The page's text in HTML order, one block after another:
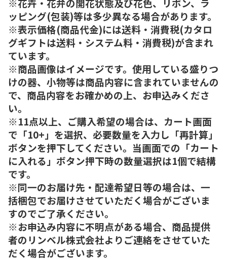
ッピング(包装)等は多少異なる場合があります。
※表示価格(商品代金)には送料・消費税(カタロ
グギフトは送料・システム料・消費税)が含まれ
ています。
※商品画像はイメージです。使用している盛りつ
けの器、小物等は商品内容に含まれていませんの
で、商品内容をお確かめの上、お申込みくださ
い。
※11点以上、ご購入希望の場合は、カート画面
で「10+」を選択、必要数量を入力し「再計算」
ボタンを押下してください。当画面での「カート
に入れる」ボタン押下時の数量選択は1個で結構
です。
※同一のお届け先・配達希望日等の場合は、一
括梱包でお届けさせていただく場合がございま
すのでご了承ください。
※お申込み内容に不明点がある場合、商品提供
者のリンベル株式会社よりご連絡をさせていた
だく場合がございます。